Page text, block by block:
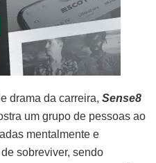
drama da carreira, Sense8
um grupo de pessoas ao
mentalmente e
sobreviver, sendo